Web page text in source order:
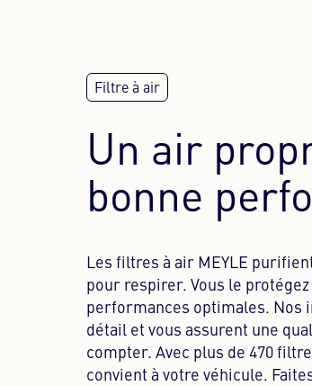
Un air
bonne
Les filtres à air MEYLE
pour respirer. Vous le
performances optimales. Nos
détail et vous assurent une
compter. Avec plus de 470
convient à votre véhicule.